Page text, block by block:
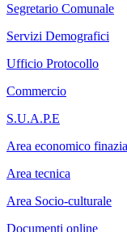
Segretario Comunale
Servizi Demografici
Ufficio Protocollo
Commercio
S.U.A.P.E
Area economico
Area tecnica
Area Socio-culturale
Documenti online